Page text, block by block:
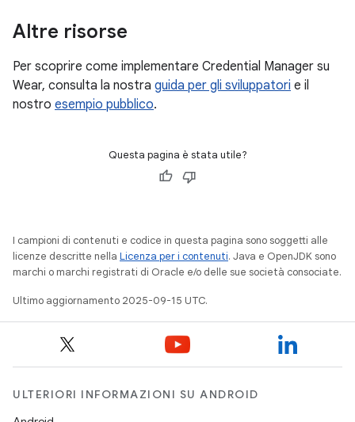
Altre risorse
Per scoprire come implementare Credential Manager su
Wear, consulta la nostra guida per gli sviluppatori e il
nostro esempio pubblico.
Questa pagina è stata utile?
I campioni di contenuti e codice in questa pagina sono soggetti alle
licenze descritte nella Licenza per i contenuti. Java e OpenJDK sono
marchi o marchi registrati di Oracle e/o delle sue società consociate.
Ultimo aggiornamento 2025-09-15 UTC.
ULTERIORI INFORMAZIONI SU ANDROID